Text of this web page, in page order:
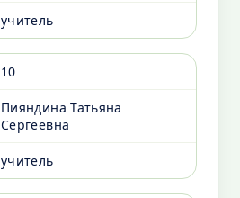
учитель
10
Пияндина Татьяна
Сергеевна
учитель